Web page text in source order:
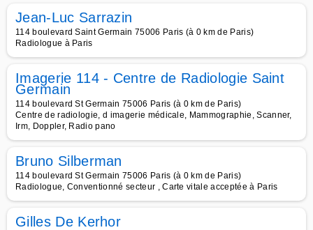
Jean-Luc Sarrazin
114 boulevard Saint Germain 75006 Paris (à 0 km de Paris)
Radiologue à Paris
Imagerie 114 - Centre de Radiologie Saint
Germain
114 boulevard St Germain 75006 Paris (à 0 km de Paris)
Centre de radiologie, d imagerie médicale, Mammographie, Scanner,
Irm, Doppler, Radio pano
Bruno Silberman
114 boulevard St Germain 75006 Paris (à 0 km de Paris)
Radiologue, Conventionné secteur , Carte vitale acceptée à Paris
Gilles De Kerhor